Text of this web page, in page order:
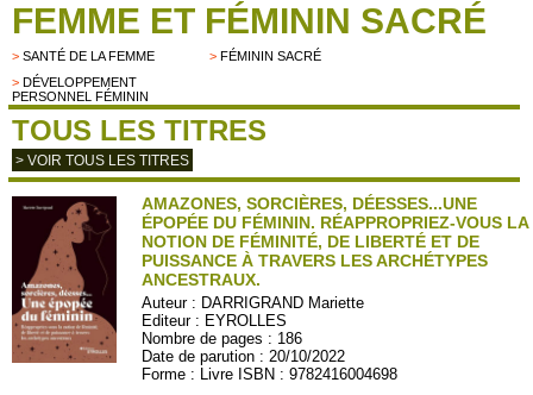
FEMME ET FÉMININ SACRÉ
> SANTÉ DE LA FEMME >FÉMININ SACRÉ
> DÉVELOPPEMENT
PERSONNEL FÉMININ
TOUS LES TITRES
> VOIR TOUS LES TITRES
AMAZONES, SORCIÈRES, DÉESSES...UNE
ÉPOPÉE DU FÉMININ. RÉAPPROPRIEZ-VOUS LA
NOTION DE FÉMINITÉ, DE LIBERTÉ ET DE
PUISSANCE À TRAVERS LES ARCHÉTYPES
ANCESTRAUX.
Auteur : DARRIGRAND Mariette
Editeur : EYROLLES
Nombre de pages : 186
Date de parution : 20/10/2022
Forme : Livre ISBN : 9782416004698